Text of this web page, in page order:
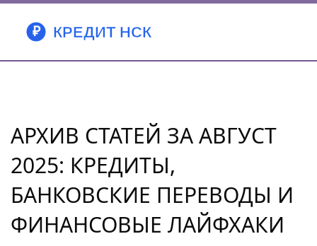
АРХИВ СТАТЕЙ ЗА АВГУСТ
2025: КРЕДИТЫ,
БАНКОВСКИЕ ПЕРЕВОДЫ И
ФИНАНСОВЫЕ ЛАЙФХАКИ